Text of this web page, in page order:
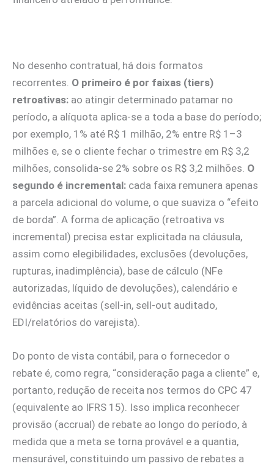
No desenho contratual, há dois formatos
recorrentes. O primeiro é por faixas (tiers)
retroativas: ao atingir determinado patamar no
período, a alíquota aplica‑se a toda a base do período;
por exemplo, 1% até R$ 1 milhão, 2% entre R$ 1–3
milhões e, se o cliente fechar o trimestre em R$ 3,2
milhões, consolida‑se 2% sobre os R$ 3,2 milhões. O
segundo é incremental: cada faixa remunera apenas
a parcela adicional do volume, o que suaviza o “efeito
de borda”. A forma de aplicação (retroativa vs
incremental) precisa estar explicitada na cláusula,
assim como elegibilidades, exclusões (devoluções,
rupturas, inadimplência), base de cálculo (NFe
autorizadas, líquido de devoluções), calendário e
evidências aceitas (sell‑in, sell‑out auditado,
EDI/relatórios do varejista).
Do ponto de vista contábil, para o fornecedor o
rebate é, como regra, “consideração paga a cliente” e,
portanto, redução de receita nos termos do CPC 47
(equivalente ao IFRS 15). Isso implica reconhecer
provisão (accrual) de rebate ao longo do período, à
medida que a meta se torna provável e a quantia,
mensurável, constituindo um passivo de rebates a